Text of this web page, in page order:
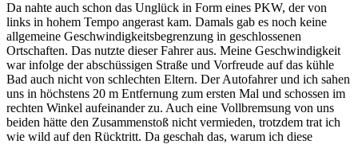
Da nahte auch schon das Unglück in Form eines PKW, der von
links in hohem Tempo angerast kam. Damals gab es noch keine
allgemeine Geschwindigkeitsbegrenzung in geschlossenen
Ortschaften. Das nutzte dieser Fahrer aus. Meine Geschwindigkeit
war infolge der abschüssigen Straße und Vorfreude auf das kühle
Bad auch nicht von schlechten Eltern. Der Autofahrer und ich sahen
uns in höchstens 20 m Entfernung zum ersten Mal und schossen im
rechten Winkel aufeinander zu. Auch eine Vollbremsung von uns
beiden hätte den Zusammenstoß nicht vermieden, trotzdem trat ich
wie wild auf den Rücktritt. Da geschah das, warum ich diese